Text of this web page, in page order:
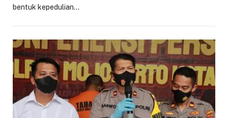
bentuk kepedulian…